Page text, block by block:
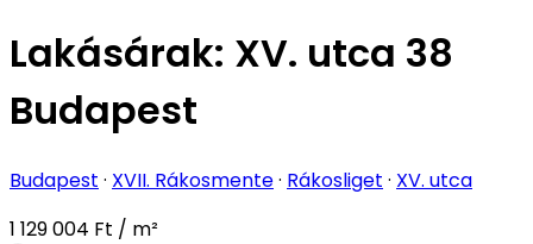
Lakásárak: XV. utca 38
Budapest
Budapest · XVII. Rákosmente· Rákosliget · XV. utca
1 129 004 Ft / m²